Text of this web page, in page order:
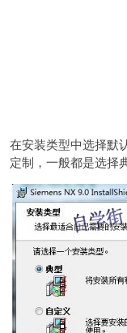
在安装类型中选择默
定制，一般都是选择